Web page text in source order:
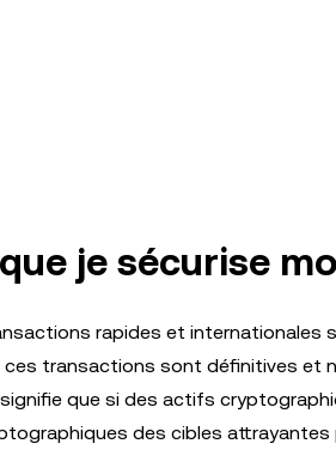
je sécurise
rapides et internationales
transactions sont définitives et
que si des actifs
des cibles attrayantes